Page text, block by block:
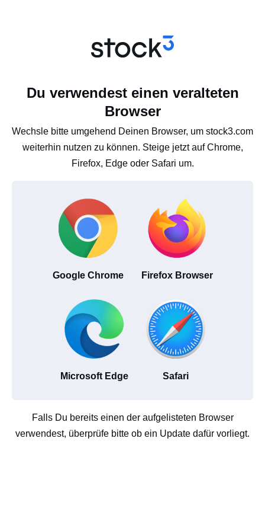
Du verwendest einen veralteten
Browser
Wechsle bitte umgehend Deinen Browser, um stock3.com
weiterhin nutzen zu können. Steige jetzt auf Chrome,
Firefox, Edge oder Safari um.
Google Chrome Firefox Browser
Microsoft Edge Safari
Falls Du bereits einen der aufgelisteten Browser
verwendest, überprüfe bitte ob ein Update dafür vorliegt.